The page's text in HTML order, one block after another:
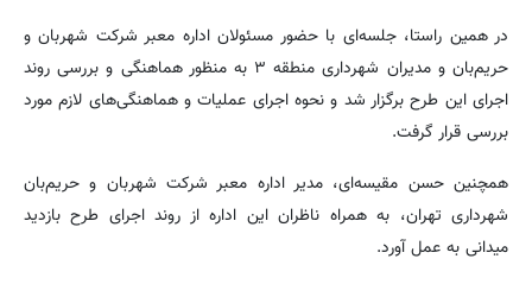
در همین راستا، جلسه‌ای با حضور مسئولان اداره معبر شرکت شهربان و
حریم‌بان و مدیران شهرداری منطقه ۳ به منظور هماهنگی و بررسی روند
اجرای این طرح برگزار شد و نحوه اجرای عملیات و هماهنگی‌های لازم مورد
بررسی قرار گرفت.
همچنین حسن مقیسه‌ای، مدیر اداره معبر شرکت شهربان و حریم‌بان
شهرداری تهران، به همراه ناظران این اداره از روند اجرای طرح بازدید
میدانی به عمل آورد.